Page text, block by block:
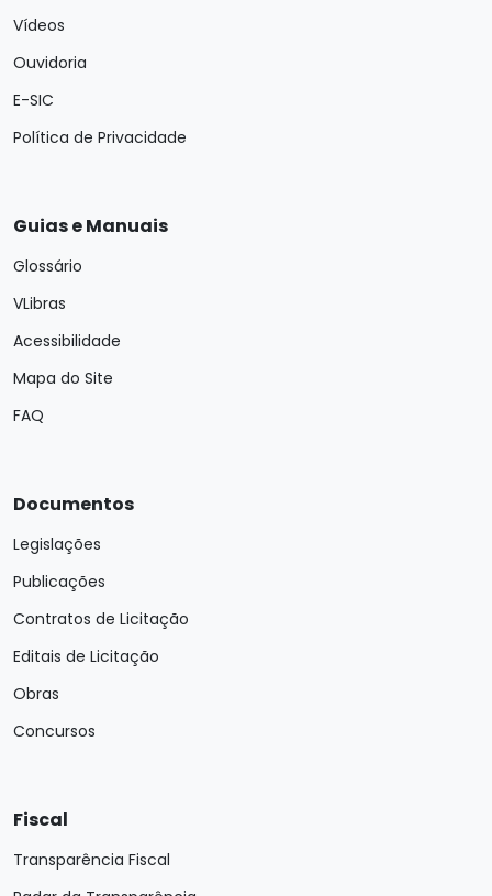
Vídeos
Ouvidoria
E-SIC
Política de Privacidade
Guias e Manuais
Glossário
VLibras
Acessibilidade
Mapa do Site
FAQ
Documentos
Legislações
Publicações
Contratos de Licitação
Editais de Licitação
Obras
Concursos
Fiscal
Transparência Fiscal